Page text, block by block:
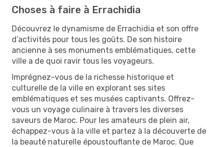
Choses à faire à Errachidia
Découvrez le dynamisme de Errachidia et son offre
d’activités pour tous les goûts. De son histoire
ancienne à ses monuments emblématiques, cette
ville a de quoi ravir tous les voyageurs.
Imprégnez-vous de la richesse historique et
culturelle de la ville en explorant ses sites
emblématiques et ses musées captivants. Offrez-
vous un voyage culinaire à travers les diverses
saveurs de Maroc. Pour les amateurs de plein air,
échappez-vous à la ville et partez à la découverte de
la beauté naturelle époustouflante de Maroc. Que